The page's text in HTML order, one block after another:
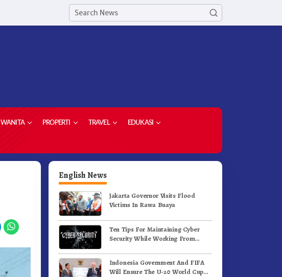
WANITA PROPERTI TRAVEL
EDUKASI
English News
Jakarta Governor Visits Flood
Victims In Rawa Buaya
Ten Tips For Maintaining Cyber
Security While Working From
Indonesia Government And FIFA
Will Ensure The U-20 World Cup